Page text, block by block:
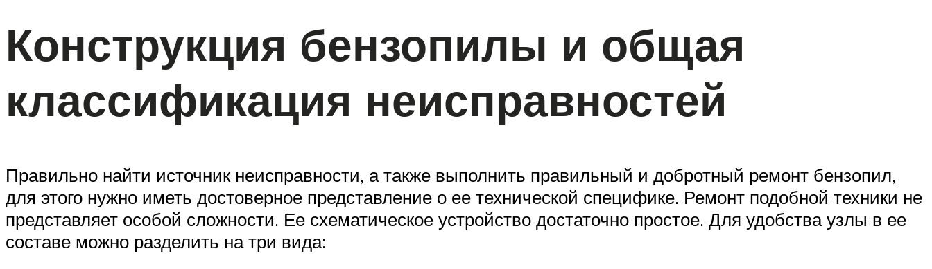
Конструкция бензопилы и общая
классификация неисправностей
Правильно найти источник неисправности, а также выполнить правильный и добротный ремонт бензопил,
для этого нужно иметь достоверное представление о ее технической специфике. Ремонт подобной техники не
представляет особой сложности. Ее схематическое устройство достаточно простое. Для удобства узлы в ее
составе можно разделить на три вида: